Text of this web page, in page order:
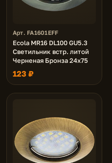
Арт. FA1601EFF
Ecola MR16 DL100 GU5.3
Светильник встр. литой
Черненая Бронза 24x75
123 ₽